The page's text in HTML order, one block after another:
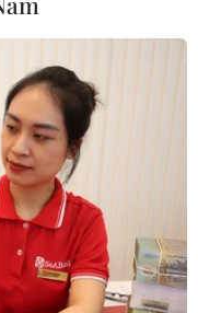
cúm gia
phát hiện ở hạt